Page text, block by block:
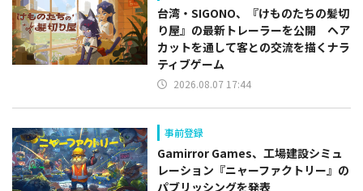
台湾・SIGONO、『けものたちの髪切
り屋』の最新トレーラーを公開 ヘア
カットを通して客との交流を描くナラ
ティブゲーム
2026.08.07 17:44
事前登録
Gamirror Games、工場建設シミュ
レーション『ニャーファクトリー』の
パブリッシングを発表